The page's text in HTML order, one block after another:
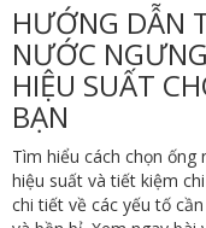
HƯỚNG DẪN
NƯỚC
HIỆU SUẤT
BẠN
Tìm hiểu cách chọn
hiệu suất và tiết kiệm
chi tiết về các yếu tố